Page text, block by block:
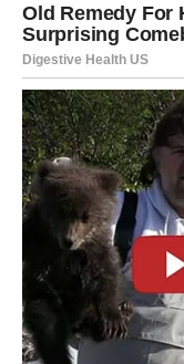
– jer sada dolazi
Posao,
stabilnost
vreme
Na praktičnom
stabilizaciju. Može
koje ti vraća osećaj
finansijama, poslu
trenutak kada se